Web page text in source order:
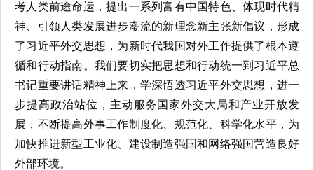
考人类前途命运，提出一系列富有中国特色、体现时代精
神、引领人类发展进步潮流的新理念新主张新倡议，形成
了习近平外交思想，为新时代我国对外工作提供了根本遵
循和行动指南。我们要切实把思想和行动统一到习近平总
书记重要讲话精神上来，学深悟透习近平外交思想，进一
步提高政治站位，主动服务国家外交大局和产业开放发
展，不断提高外事工作制度化、规范化、科学化水平，为
加快推进新型工业化、建设制造强国和网络强国营造良好
外部环境。